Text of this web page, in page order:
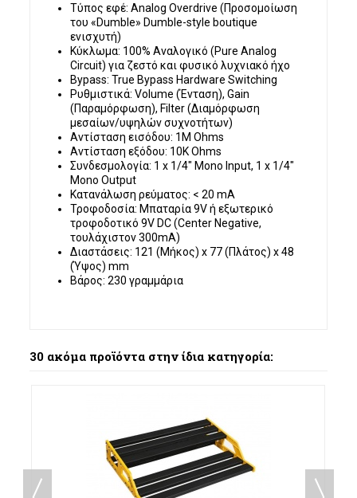
Τύπος εφέ: Analog Overdrive (Προσομοίωση
του «Dumble» Dumble-style boutique
ενισχυτή)
Κύκλωμα: 100% Αναλογικό (Pure Analog
Circuit) για ζεστό και φυσικό λυχνιακό ήχο
Bypass: True Bypass Hardware Switching
Ρυθμιστικά: Volume (Ένταση), Gain
(Παραμόρφωση), Filter (Διαμόρφωση
μεσαίων/υψηλών συχνοτήτων)
Αντίσταση εισόδου: 1M Ohms
Αντίσταση εξόδου: 10K Ohms
Συνδεσμολογία: 1 x 1/4" Mono Input, 1 x 1/4"
Mono Output
Κατανάλωση ρεύματος: < 20 mA
Τροφοδοσία: Μπαταρία 9V ή εξωτερικό
τροφοδοτικό 9V DC (Center Negative,
τουλάχιστον 300mA)
Διαστάσεις: 121 (Μήκος) x 77 (Πλάτος) x 48
(Ύψος) mm
Βάρος: 230 γραμμάρια
30 ακόμα προϊόντα στην ίδια κατηγορία: